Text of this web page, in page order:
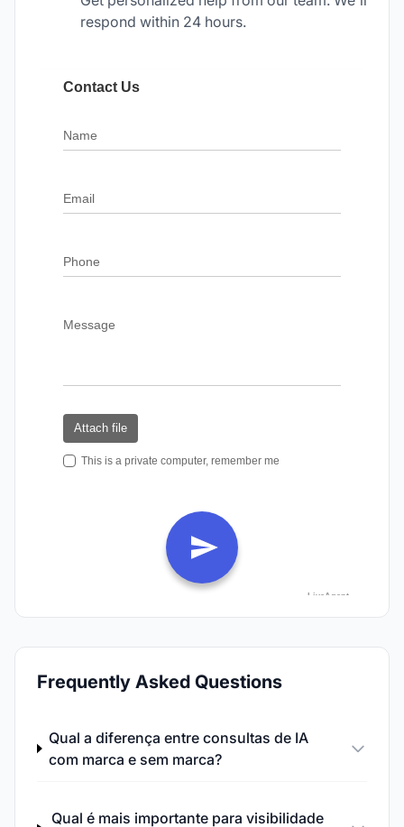
respond within 24 hours.
Frequently Asked Questions
Qual a diferença entre consultas de IA
com marca e sem marca?
Qual é mais importante para visibilidade